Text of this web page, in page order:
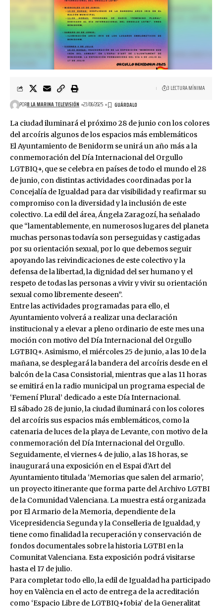
POR8 LA MARINA TELEVISIÓN 23/06/2025
3 LECTURA MÍNIMA
La ciudad iluminará el próximo 28 de junio con los colores
del arcoíris algunos de los espacios más emblemáticos
El Ayuntamiento de Benidorm se unirá un año más a la
conmemoración del Día Internacional del Orgullo
LGTBIQ+, que se celebra en países de todo el mundo el 28
de junio, con distintas actividades coordinadas por la
Concejalía de Igualdad para dar visibilidad y reafirmar su
compromiso con la diversidad y la inclusión de este
colectivo. La edil del área, Ángela Zaragozí, ha señalado
que “lamentablemente, en numerosos lugares del planeta
muchas personas todavía son perseguidas y castigadas
por su orientación sexual, por lo que debemos seguir
apoyando las reivindicaciones de este colectivo y la
defensa de la libertad, la dignidad del ser humano y el
respeto de todas las personas a vivir y vivir su orientación
sexual como libremente deseen”.
Entre las actividades programadas para ello, el
Ayuntamiento volverá a realizar una declaración
institucional y a elevar a pleno ordinario de este mes una
moción con motivo del Día Internacional del Orgullo
LGTBIQ+. Asimismo, el miércoles 25 de junio, a las 10 de la
mañana, se desplegará la bandera del arcoíris desde en el
balcón de la Casa Consistorial, mientras que a las 11 horas
se emitirá en la radio municipal un programa especial de
‘Femení Plural’ dedicado a este Día Internacional.
El sábado 28 de junio, la ciudad iluminará con los colores
del arcoíris sus espacios más emblemáticos, como la
catenaria de luces de la playa de Levante, con motivo de la
conmemoración del Día Internacional del Orgullo.
Seguidamente, el viernes 4 de julio, a las 18 horas, se
inaugurará una exposición en el Espai d’Art del
Ayuntamiento titulada ‘Memorias que salen del armario’,
un proyecto itinerante que forma parte del Archivo LGTBI
de la Comunidad Valenciana. La muestra está organizada
por El Armario de la Memoria, dependiente de la
Vicepresidencia Segunda y la Conselleria de Igualdad, y
tiene como finalidad la recuperación y conservación de
fondos documentales sobre la historia LGTBI en la
Comunitat Valenciana. Esta exposición podrá visitarse
hasta el 17 de julio.
Para completar todo ello, la edil de Igualdad ha participado
hoy en València en el acto de entrega de la acreditación
como ‘Espacio Libre de LGTBIQ+fobia’ de la Generalitat